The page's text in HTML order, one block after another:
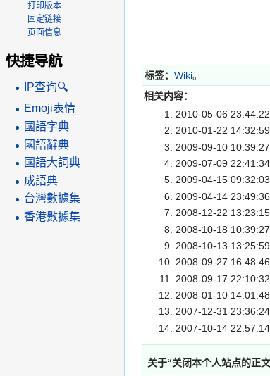
标签： Wiki。
相关内容：
2010-05-06 23:44:22
2010-01-22 14:32:59
2009-09-10 10:39:27
2009-07-09 22:41:34
2009-04-15 09:32:03
2009-04-14 23:49:36
2008-12-22 13:23:15
2008-10-18 10:39:27
2008-10-13 13:25:59
2008-09-27 16:48:46
2008-09-17 22:10:32
2008-01-10 14:01:48
2007-12-31 23:36:24
2007-10-14 22:57:14
关于“关闭本个人站点的正
打印版本
固定链接
页面信息
快捷导航
IP查询🔍
Emoji表情
國語字典
國語辭典
國語大詞典
成語典
台灣數據集
香港數據集